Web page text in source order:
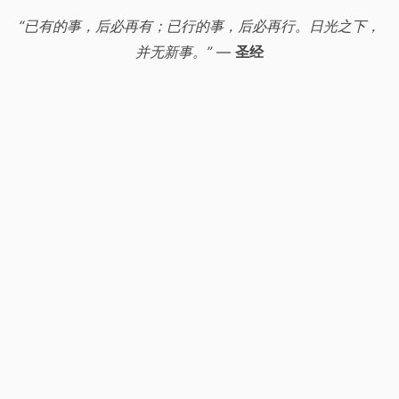
“已有的事，后必再有；已行的事，后必再行。日光之下，
并无新事。”— 圣经